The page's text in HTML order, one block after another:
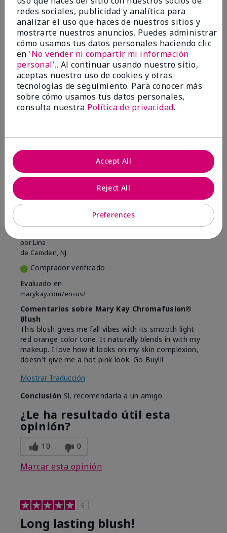
Comentarios sobre Mary Kay Chromafusion®
Blush
The blush is hard to get used to - it goes on very
heavy and then needs to be softened. I think I will
stick with my old brand for now.
Mostrar Traducción
ConclusiónNo, no recomendaría a un amigo
¿Le ha resultado útil esta
16 5
Marcar esta opinión
porLina
de Camden, NJ
Comprador verificado
Evaluado en
marykay.com/en-us/
Comentarios sobre Mary Kay Chromafusion®
Blush
This blush gives me fall vibes with its smooth light
red orange color tone. It naturally blends in with my
makeup. I love how it looks on my skin complexion,
doesn't give me a hot pink look. Go Buy!!!
Mostrar Traducción
Conclusión Sí, recomendaría a un amigo
¿Le ha resultado útil esta
opinión?
10 0
Marcar esta opinión
5
Long lasting blush!
redes sociales, publicidad y analítica para
analizar el uso que haces de nuestros sitios y
mostrarte nuestros anuncios. Puedes administrar
cómo usamos tus datos personales haciendo clic
en 'No vender ni compartir mi información
personal'.. Al continuar usando nuestro sitio,
aceptas nuestro uso de cookies y otras
tecnologías de seguimiento. Para conocer más
sobre cómo usamos tus datos personales,
consulta nuestra Política de privacidad.
Preferences
Reject All
Accept All